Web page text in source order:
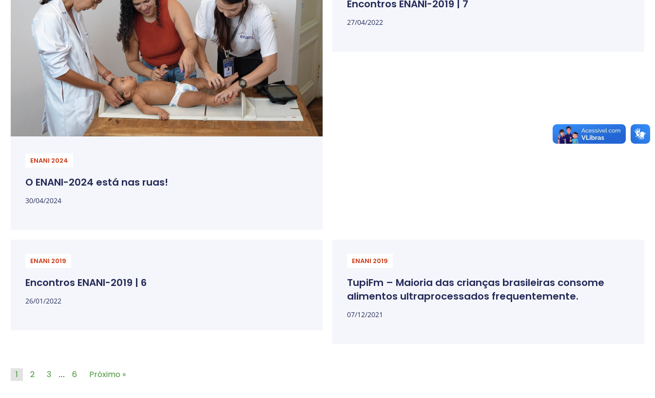
ENANI 2024
O ENANI-2024 está nas ruas!
30/04/2024
Encontros ENANI-2019 | 7
27/04/2022
ENANI 2019
Encontros ENANI-2019 | 6
26/01/2022
ENANI 2019
TupiFm – Maioria das crianças brasileiras consome
alimentos ultraprocessados frequentemente.
07/12/2021
1 2 3 … 6 Próximo »